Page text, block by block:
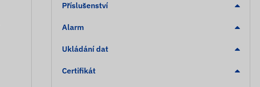
Příslušenství
Alarm
Ukládání dat
Certifikát